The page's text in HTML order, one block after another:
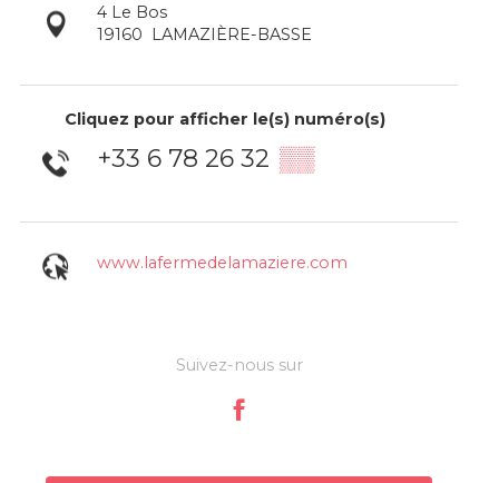
4 Le Bos
19160
LAMAZIÈRE-BASSE
Cliquez pour afficher le(s) numéro(s)
+33 6 78 26 32 ▒▒
www.lafermedelamaziere.com
Suivez-nous sur